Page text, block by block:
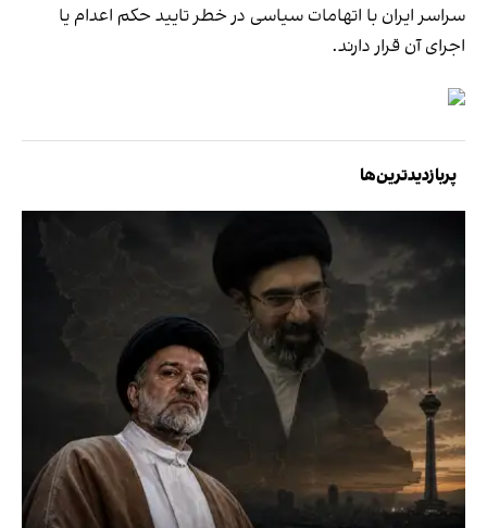
سراسر ایران با اتهامات سیاسی در خطر تایید حکم اعدام یا
اجرای آن قرار دارند.
پربازدیدترین‌ها